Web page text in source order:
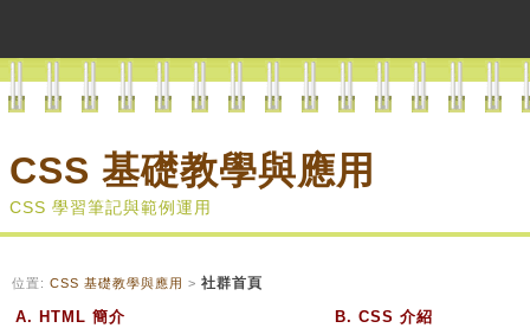
CSS 基礎教學與應用
CSS 學習筆記與範例運用
位置: CSS 基礎教學與應用 > 社群首頁
A. HTML 簡介
B. CSS 介紹